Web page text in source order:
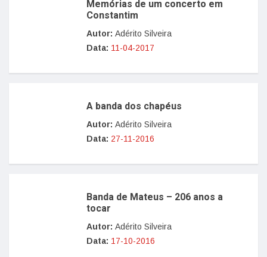
Memórias de um concerto em
Constantim
Autor: Adérito Silveira
Data: 11-04-2017
A banda dos chapéus
Autor: Adérito Silveira
Data: 27-11-2016
Banda de Mateus – 206 anos a
tocar
Autor: Adérito Silveira
Data: 17-10-2016